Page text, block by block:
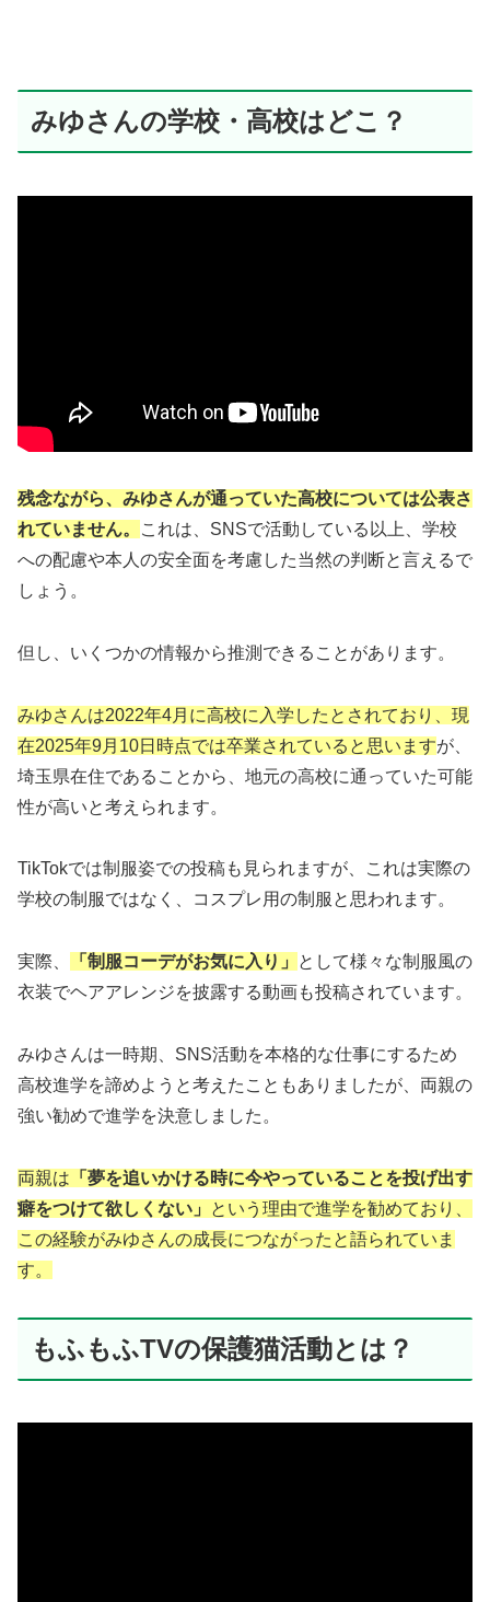
みゆさんの学校・高校はどこ？
残念ながら、みゆさんが通っていた高校については公表さ
れていません。
これは、SNSで活動している以上、学校
への配慮や本人の安全面を考慮した当然の判断と言えるで
しょう。
但し、いくつかの情報から推測できることがあります。
みゆさんは2022年4月に高校に入学したとされており、現
在2025年9月10日時点では卒業されていると思いますが、
埼玉県在住であることから、地元の高校に通っていた可能
性が高いと考えられます。
TikTokでは制服姿での投稿も見られますが、これは実際の
学校の制服ではなく、コスプレ用の制服と思われます。
実際、 「制服コーデがお気に入り」
として様々な制服風の
衣装でヘアアレンジを披露する動画も投稿されています。
みゆさんは一時期、SNS活動を本格的な仕事にするため
高校進学を諦めようと考えたこともありましたが、両親の
強い勧めで進学を決意しました。
両親は 「夢を追いかける時に今やっていることを投げ出す
癖をつけて欲しくない」
という理由で進学を勧めており、
この経験がみゆさんの成長につながったと語られていま
す。
もふもふTVの保護猫活動とは？